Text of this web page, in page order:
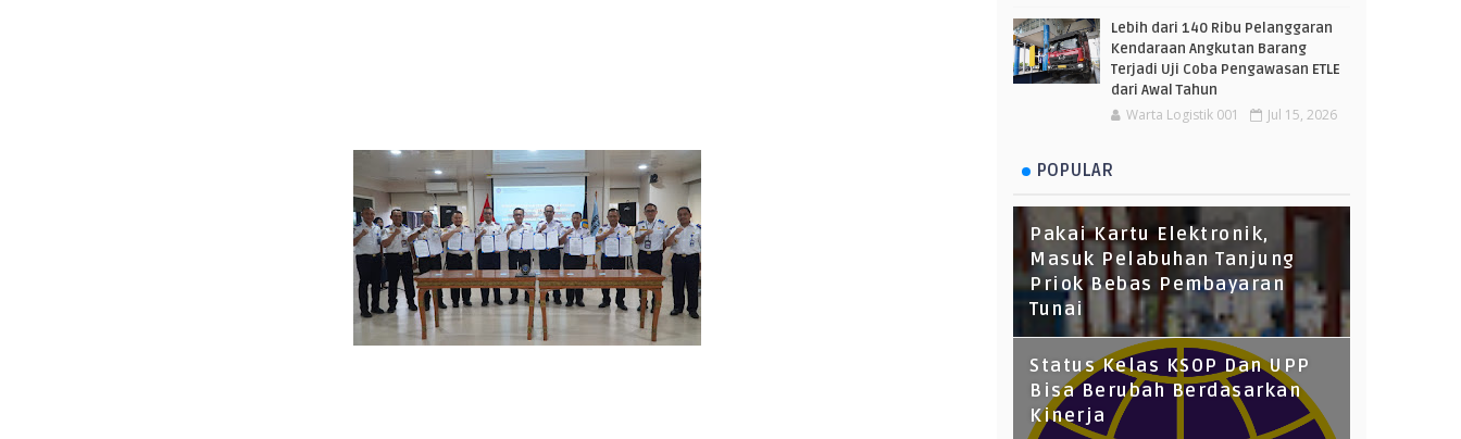
Lebih dari 140 Ribu Pelanggaran
Kendaraan Angkutan Barang
Terjadi Uji Coba Pengawasan ETLE
dari Awal Tahun
Warta Logistik 001 Jul 15, 2026
POPULAR
Pakai Kartu Elektronik,
Masuk Pelabuhan Tanjung
Priok Bebas Pembayaran
Tunai
Status Kelas KSOP Dan UPP
Bisa Berubah Berdasarkan
Kinerja